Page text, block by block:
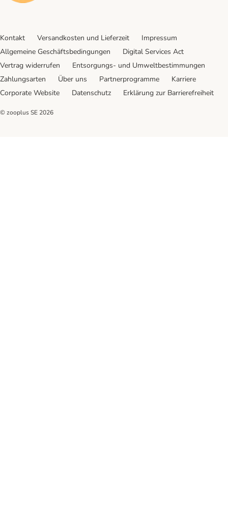
Kontakt Versandkosten und Lieferzeit
Impressum
Allgemeine Geschäftsbedingungen
Digital Services Act
Vertrag widerrufen
Entsorgungs- und Umweltbestimmungen
Zahlungsarten
Über uns Partnerprogramme
Karriere
Corporate Website
Datenschutz Erklärung zur Barrierefreiheit
© zooplus SE 2026